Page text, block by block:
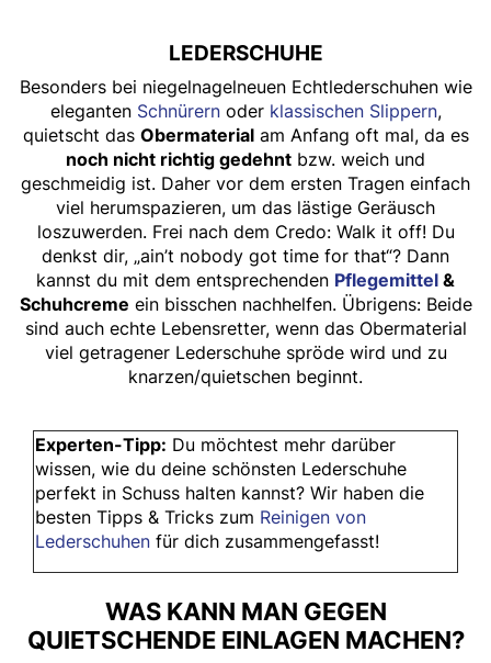
LEDERSCHUHE
Besonders bei niegelnagelneuen Echtlederschuhen wie
eleganten Schnürernoder klassischen Slippern,
quietscht das Obermaterialam Anfang oft mal, da es
noch nicht richtig gedehnt bzw. weich und
geschmeidig ist. Daher vor dem ersten Tragen einfach
viel herumspazieren, um das lästige Geräusch
loszuwerden. Frei nach dem Credo: Walk it off! Du
denkst dir, „ain’t nobody got time for that“? Dann
kannst du mit dem entsprechenden Pflegemittel &
Schuhcreme ein bisschen nachhelfen. Übrigens: Beide
sind auch echte Lebensretter, wenn das Obermaterial
viel getragener Lederschuhe spröde wird und zu
knarzen/quietschen beginnt.
Experten-Tipp: Du möchtest mehr darüber
wissen, wie du deine schönsten Lederschuhe
perfekt in Schuss halten kannst? Wir haben die
besten Tipps & Tricks zum Reinigen von
Lederschuhen für dich zusammengefasst!
WAS KANN MAN GEGEN
QUIETSCHENDE EINLAGEN MACHEN?